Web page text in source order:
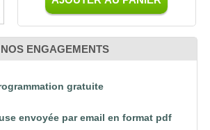
NOS ENGAGEMENTS
gratuite
envoyée par email en format pdf